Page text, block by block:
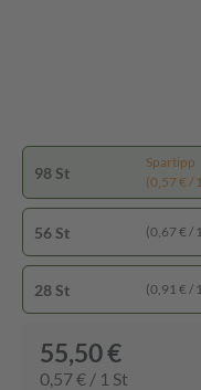
98 St
Spartipp
(0,57 € /
56 St (0,67 € /
28 St (0,91 € /
55,50 €
0,57 € / 1 St